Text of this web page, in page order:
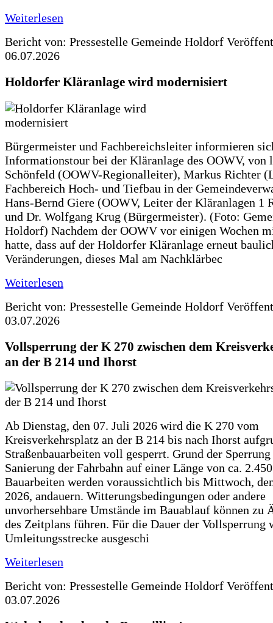
Weiterlesen
Bericht von: Pressestelle Gemeinde Holdorf
06.07.2026
Holdorfer Kläranlage wird modernisiert
Bürgermeister und Fachbereichsleiter informieren
Informationstour bei der Kläranlage des OOWV, von
Schönfeld (OOWV-Regionalleiter), Markus Richter
Fachbereich Hoch- und Tiefbau in der
Hans-Bernd Giere (OOWV, Leiter der Kläranlagen 1
und Dr. Wolfgang Krug (Bürgermeister). (Foto:
Holdorf) Nachdem der OOWV vor einigen Wochen
hatte, dass auf der Holdorfer Kläranlage erneut
Veränderungen, dieses Mal am Nachklärbec
Weiterlesen
Bericht von: Pressestelle Gemeinde Holdorf
03.07.2026
Vollsperrung der K 270 zwischen dem
an der B 214 und Ihorst
Ab Dienstag, den 07. Juli 2026 wird die K 270 vom
Kreisverkehrsplatz an der B 214 bis nach Ihorst
Straßenbauarbeiten voll gesperrt. Grund der
Sanierung der Fahrbahn auf einer Länge von ca.
Bauarbeiten werden voraussichtlich bis Mittwoch,
2026, andauern. Witterungsbedingungen oder andere
unvorhersehbare Umstände im Bauablauf können zu
des Zeitplans führen. Für die Dauer der Vollsperrung
Umleitungsstrecke ausgeschi
Weiterlesen
Bericht von: Pressestelle Gemeinde Holdorf
03.07.2026